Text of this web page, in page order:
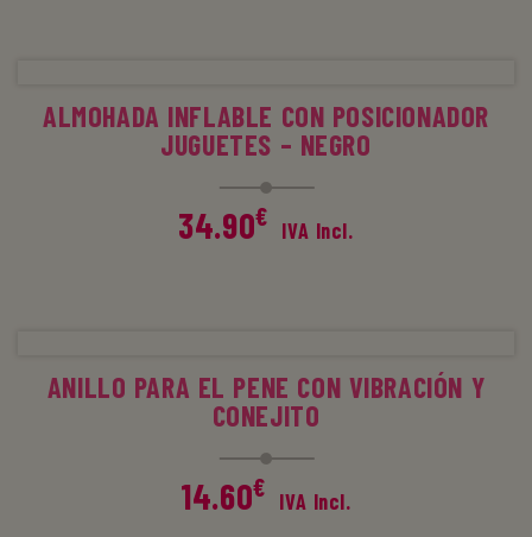
ALMOHADA INFLABLE CON POSICIONADOR
JUGUETES – NEGRO
34.90€ IVA Incl.
ANILLO PARA EL PENE CON VIBRACIÓN Y
CONEJITO
14.60€ IVA Incl.